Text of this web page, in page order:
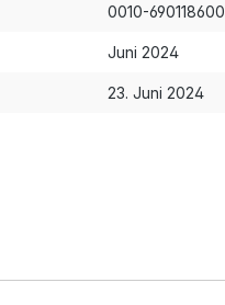
0010-690118600
Juni 2024
23. Juni 2024